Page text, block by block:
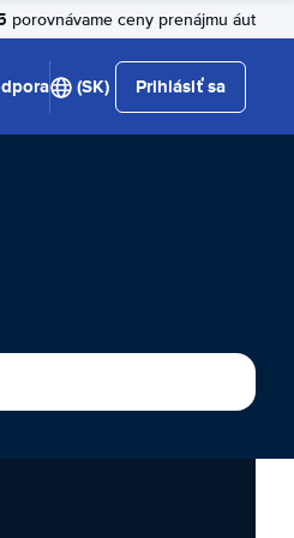
porovnávame ceny prenájmu áut
(SK) Prihlásiť sa